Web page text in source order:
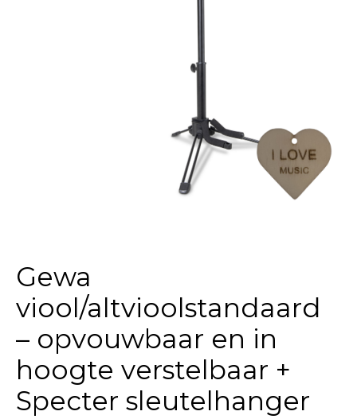
Gewa
viool/altvioolstandaard
– opvouwbaar en in
hoogte verstelbaar +
Specter sleutelhanger